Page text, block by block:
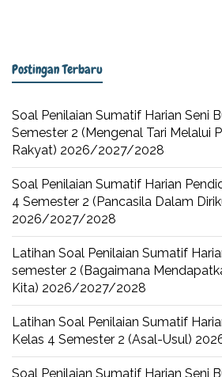
Postingan Terbaru
Soal Penilaian Sumatif Harian Seni
Semester 2 (Mengenal Tari Melalui
Rakyat) 2026/2027/2028
Soal Penilaian Sumatif Harian
4 Semester 2 (Pancasila Dalam
2026/2027/2028
Latihan Soal Penilaian Sumatif
semester 2 (Bagaimana
Kita) 2026/2027/2028
Latihan Soal Penilaian Sumatif
Kelas 4 Semester 2 (Asal-Usul)
Soal Penilaian Sumatif Harian Seni